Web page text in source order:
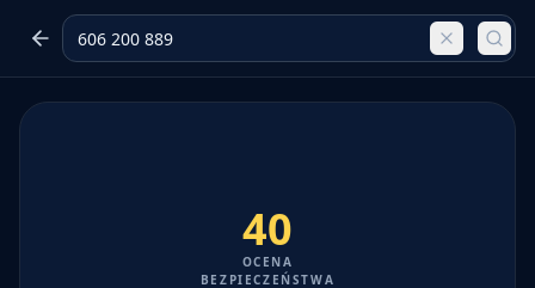
40
OCENA
BEZPIECZEŃSTWA